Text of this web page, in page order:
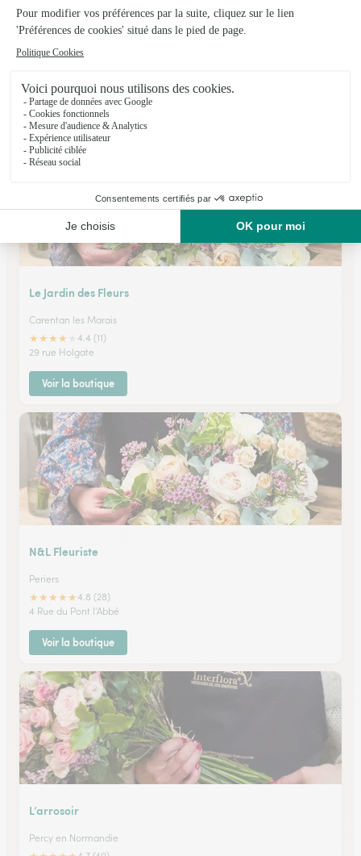
Terre de Fleurs
Trevieres
Rue Halle
Voir la boutique
Le Jardin des Fleurs
Carentan les Marais
★★★★
4.4 (11)
29 rue Holgate
Voir la boutique
N&L Fleuriste
Periers
★★★★★4.8 (28)
4 Rue du Pont l'Abbé
Voir la boutique
L’arrosoir
Percy en Normandie